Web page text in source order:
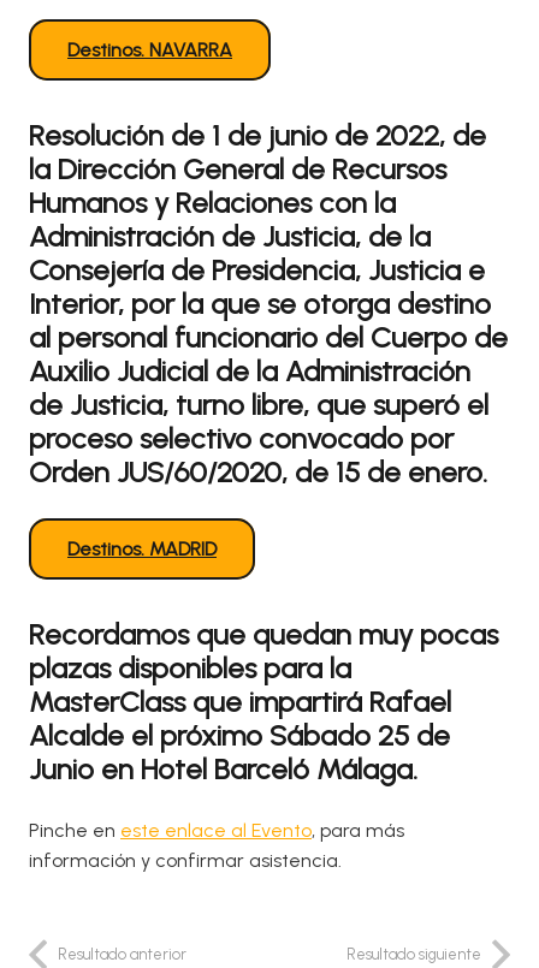
Destinos. NAVARRA
Resolución de 1 de junio de 2022, de
la Dirección General de Recursos
Humanos y Relaciones con la
Administración de Justicia, de la
Consejería de Presidencia, Justicia e
Interior, por la que se otorga destino
al personal funcionario del Cuerpo de
Auxilio Judicial de la Administración
de Justicia, turno libre, que superó el
proceso selectivo convocado por
Orden JUS/60/2020, de 15 de enero.
Destinos. MADRID
Recordamos que quedan muy pocas
plazas disponibles para la
MasterClass que impartirá Rafael
Alcalde el próximo Sábado 25 de
Junio en Hotel Barceló Málaga.
Pinche en este enlace al Evento, para más
información y confirmar asistencia.
Resultado anterior Resultado siguiente